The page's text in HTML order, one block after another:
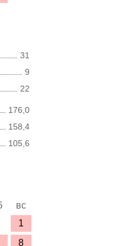
31
9
22
176,0
158,4
105,6
вс
1
8